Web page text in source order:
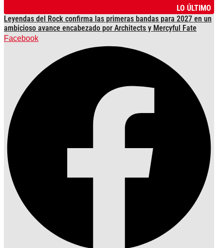
LO ÚLTIMO
Leyendas del Rock confirma las primeras bandas para 2027 en un
ambicioso avance encabezado por Architects y Mercyful Fate
Facebook